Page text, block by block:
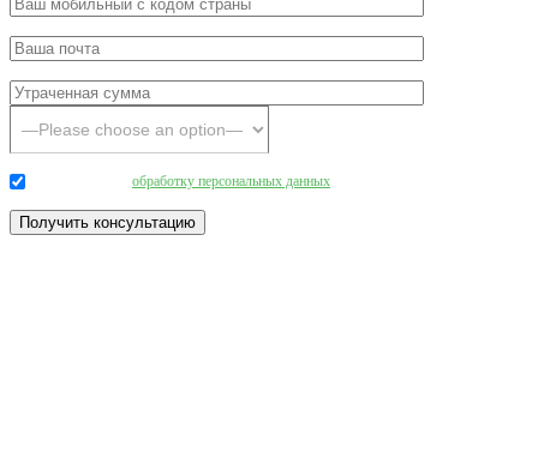
обработку персональных данных